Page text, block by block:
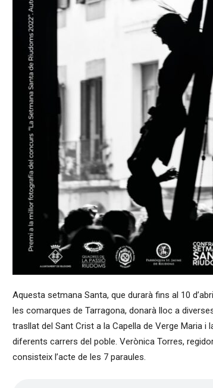
Aquesta setmana Santa, que durarà fins al 10
les comarques de Tarragona, donarà lloc a
trasllat del Sant Crist a la Capella de Verge Maria
diferents carrers del poble. Verònica Torres,
consisteix l’acte de les 7 paraules.